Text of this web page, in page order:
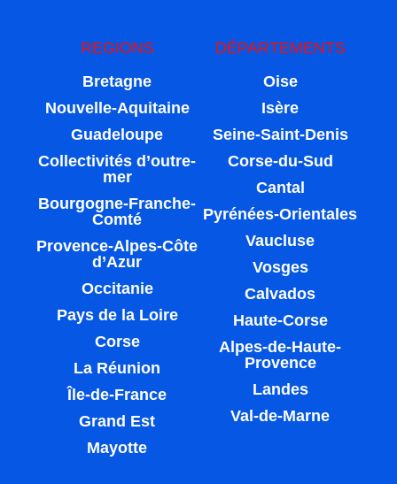
REGIONS
Bretagne
Nouvelle-Aquitaine
Guadeloupe
Collectivités d’outre-
mer
Bourgogne-Franche-
Comté
Provence-Alpes-Côte
d’Azur
Occitanie
Pays de la Loire
Corse
La Réunion
Île-de-France
Grand Est
Mayotte
DÉPARTEMENTS
Oise
Isère
Seine-Saint-Denis
Corse-du-Sud
Cantal
Pyrénées-Orientales
Vaucluse
Vosges
Calvados
Haute-Corse
Alpes-de-Haute-
Provence
Landes
Val-de-Marne